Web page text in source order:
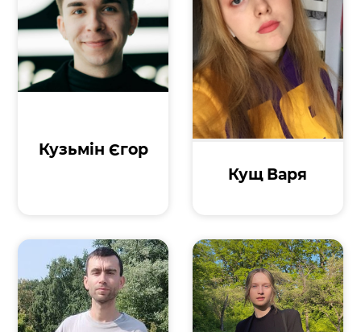
Кузьмін Єгор
Кущ Варя